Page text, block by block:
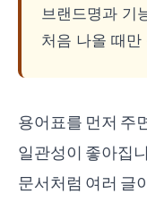
브랜드명과 기
처음 나올 때
용어표를 먼저 주
일관성이 좋아집
문서처럼 여러 글